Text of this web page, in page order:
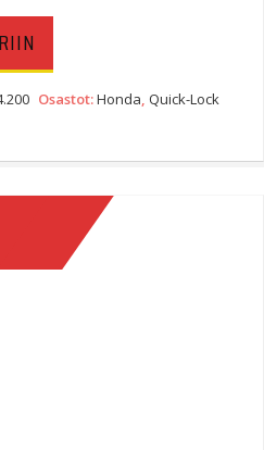
Osastot:Honda Quick-Lock